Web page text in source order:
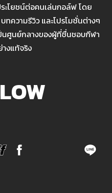
ะโยชน์ต่อคนเล่นกอล์ฟ โดย
ความรีวิว และโปรโมชั่นต่างๆ
นศูนย์กลางของผู้ที่ชื่นชอบกีฬา
งแท้จริง